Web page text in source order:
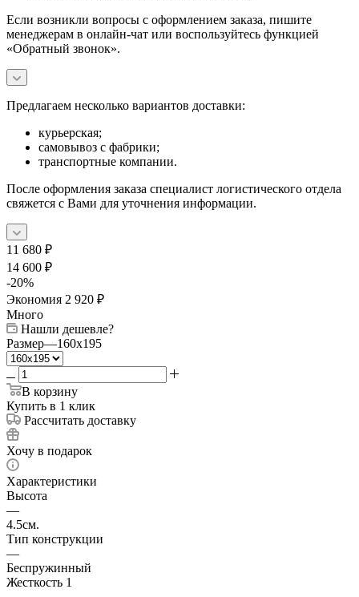
Если возникли вопросы с оформлением заказа, пишите
менеджерам в онлайн-чат или воспользуйтесь функцией
«Обратный звонок».
Предлагаем несколько вариантов доставки:
курьерская;
самовывоз с фабрики;
транспортные компании.
После оформления заказа специалист логистического отдела
свяжется с Вами для уточнения информации.
11 680 ₽
14 600 ₽
-20%
Экономия 2 920 ₽
Много
Нашли дешевле?
Размер—160x195
В корзину
Купить в 1 клик
Рассчитать доставку
Хочу в подарок
Характеристики
Высота
—
4.5см.
Тип конструкции
—
Беспружинный
Жесткость 1